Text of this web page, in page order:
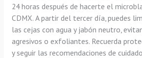
24 horas después de hacerte el
CDMX. A partir del tercer día, puedes
las cejas con agua y jabón neutro,
agresivos o exfoliantes. Recuerda
y seguir las recomendaciones de